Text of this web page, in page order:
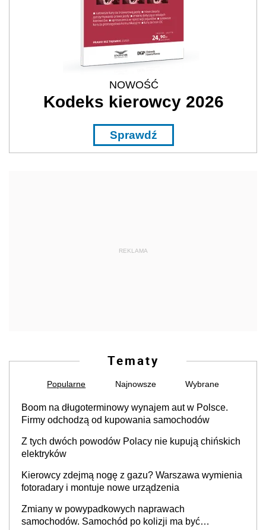
NOWOŚĆ
Kodeks kierowcy 2026
Sprawdź
REKLAMA
Tematy
Popularne Najnowsze Wybrane
Boom na długoterminowy wynajem aut w Polsce.
Firmy odchodzą od kupowania samochodów
Z tych dwóch powodów Polacy nie kupują chińskich
elektryków
Kierowcy zdejmą nogę z gazu? Warszawa wymienia
fotoradary i montuje nowe urządzenia
Zmiany w powypadkowych naprawach
samochodów. Samochód po kolizji ma być